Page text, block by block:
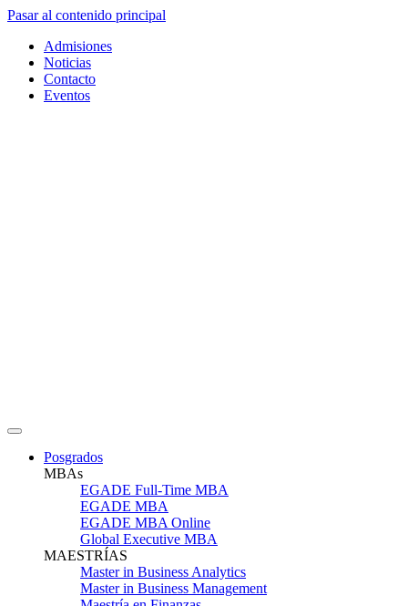
Pasar al contenido principal
Admisiones
Noticias
Contacto
Eventos
Posgrados
MBAs
EGADE Full-Time MBA
EGADE MBA
EGADE MBA Online
Global Executive MBA
MAESTRÍAS
Master in Business Analytics
Master in Business Management